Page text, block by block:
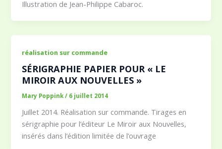
Illustration de Jean-Philippe Cabaroc.
réalisation sur commande
SÉRIGRAPHIE PAPIER POUR « LE
MIROIR AUX NOUVELLES »
Mary Poppink/ 6 juillet 2014
Juillet 2014. Réalisation sur commande. Tirages en
sérigraphie pour l’éditeur Le Miroir aux Nouvelles,
insérés dans l’édition limitée de l’ouvrage